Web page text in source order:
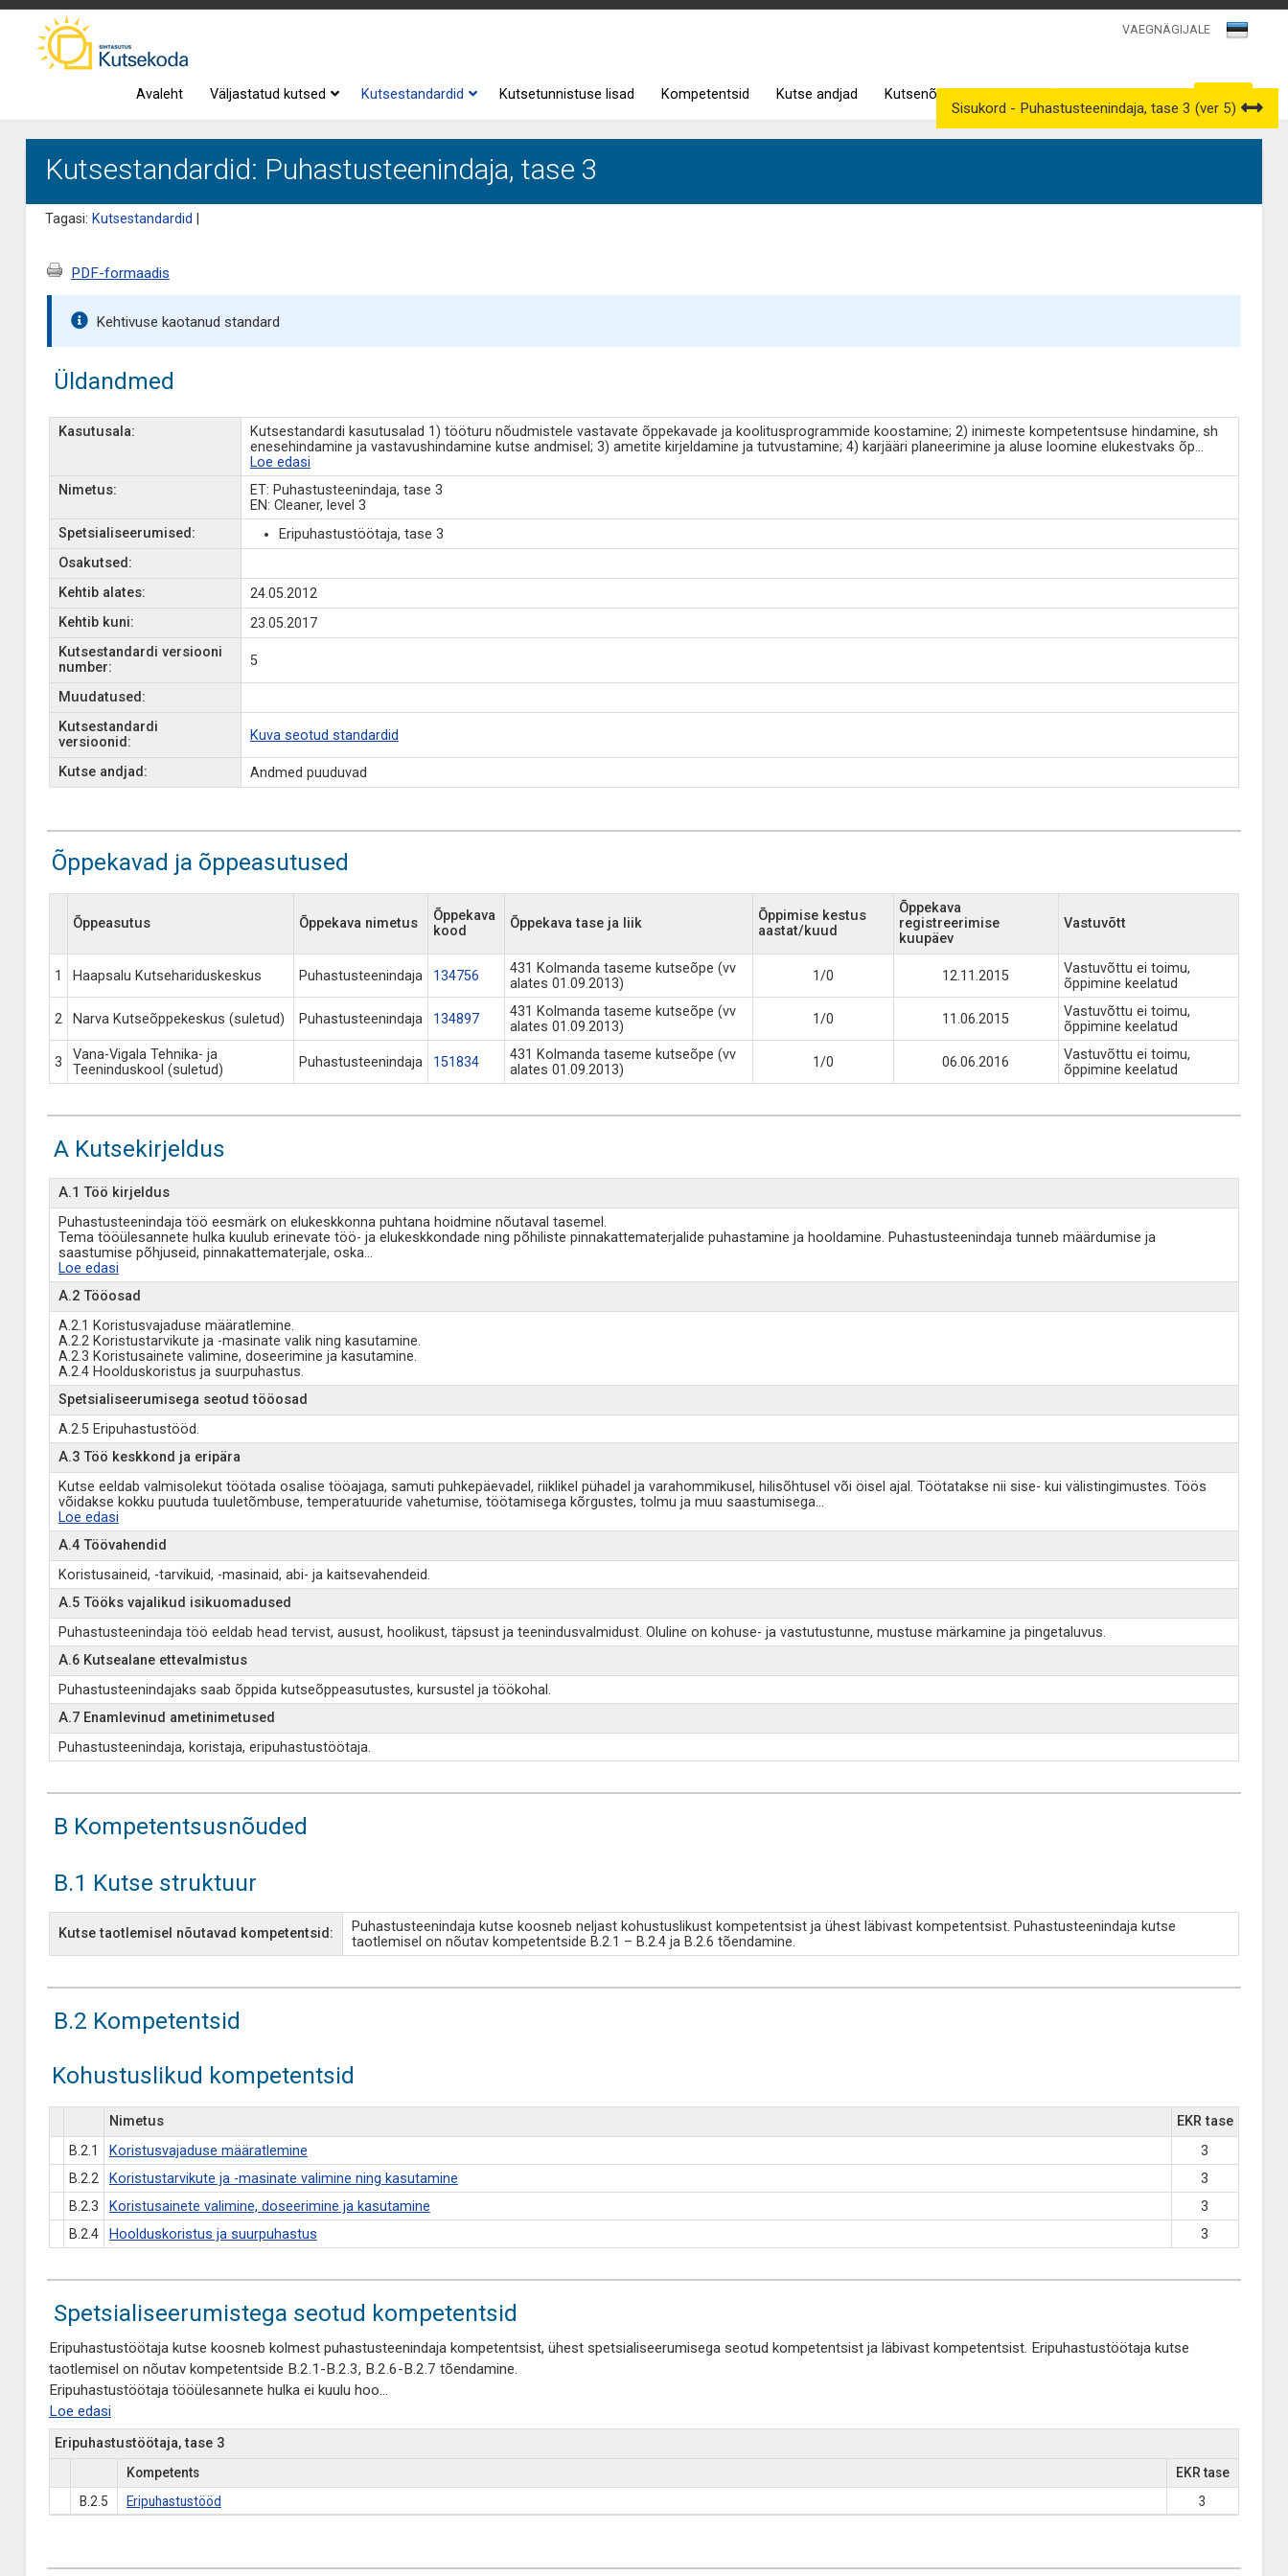
VAEGNÄGIJALE
Avaleht Väljastatud kutsed Kutsestandardid Kutsetunnistuse lisad Kompetentsid Kutse andjad Kutsenõukogud
Kutsestandardid: Puhastusteenindaja, tase 3
Tagasi: Kutsestandardid
Sisukord - Puhastusteenindaja, tase 3 (ver 5)
PDF-formaadis
Kehtivuse kaotanud standard
Üldandmed
Kasutusala:
Kutsestandardi kasutusalad 1) tööturu nõudmistele vastavate õppekavade ja koolitusprogrammide koostamine; 2) inimeste kompetentsuse hindamine, sh
enesehindamine ja vastavushindamine kutse andmisel; 3) ametite kirjeldamine ja tutvustamine; 4) karjääri planeerimine ja aluse loomine elukestvaks õp...
Loe edasi
Nimetus:
ET: Puhastusteenindaja, tase 3
EN: Cleaner, level 3
Spetsialiseerumised:
Eripuhastustöötaja, tase 3
Osakutsed:
Kehtib alates:
24.05.2012
Kehtib kuni:
23.05.2017
Kutsestandardi versiooni
number:
5
Muudatused:
Kutsestandardi
versioonid:
Kuva seotud standardid
Kutse andjad: Andmed puuduvad
Õppekavad ja õppeasutused
Õppeasutus Õppekava nimetus
Õppekava
kood
Õppekava tase ja liik
Õppimise kestus
aastat/kuud
Õppekava
registreerimise
kuupäev
Vastuvõtt
1 Haapsalu Kutsehariduskeskus Puhastusteenindaja 134756
431 Kolmanda taseme kutseõpe (vv
alates 01.09.2013)
1/0 12.11.2015
Vastuvõttu ei toimu,
õppimine keelatud
2 Narva Kutseõppekeskus (suletud) Puhastusteenindaja 134897
431 Kolmanda taseme kutseõpe (vv
alates 01.09.2013)
1/0 11.06.2015
Vastuvõttu ei toimu,
õppimine keelatud
3
Vana-Vigala Tehnika- ja
Teeninduskool (suletud)
Puhastusteenindaja 151834
431 Kolmanda taseme kutseõpe (vv
alates 01.09.2013)
1/0 06.06.2016
Vastuvõttu ei toimu,
õppimine keelatud
A Kutsekirjeldus
A.1 Töö kirjeldus
Puhastusteenindaja töö eesmärk on elukeskkonna puhtana hoidmine nõutaval tasemel.
Tema tööülesannete hulka kuulub erinevate töö- ja elukeskkondade ning põhiliste pinnakattematerjalide puhastamine ja hooldamine. Puhastusteenindaja tunneb määrdumise ja
saastumise põhjuseid, pinnakattematerjale, oska...
Loe edasi
A.2 Tööosad
A.2.1 Koristusvajaduse määratlemine.
A.2.2 Koristustarvikute ja -masinate valik ning kasutamine.
A.2.3 Koristusainete valimine, doseerimine ja kasutamine.
A.2.4 Hoolduskoristus ja suurpuhastus.
Spetsialiseerumisega seotud tööosad
A.2.5 Eripuhastustööd.
A.3 Töö keskkond ja eripära
Kutse eeldab valmisolekut töötada osalise tööajaga, samuti puhkepäevadel, riiklikel pühadel ja varahommikusel, hilisõhtusel või öisel ajal. Töötatakse nii sise- kui välistingimustes. Töös
võidakse kokku puutuda tuuletõmbuse, temperatuuride vahetumise, töötamisega kõrgustes, tolmu ja muu saastumisega...
Loe edasi
A.4 Töövahendid
Koristusaineid, -tarvikuid, -masinaid, abi- ja kaitsevahendeid.
A.5 Tööks vajalikud isikuomadused
Puhastusteenindaja töö eeldab head tervist, ausust, hoolikust, täpsust ja teenindusvalmidust. Oluline on kohuse- ja vastutustunne, mustuse märkamine ja pingetaluvus.
A.6 Kutsealane ettevalmistus
Puhastusteenindajaks saab õppida kutseõppeasutustes, kursustel ja töökohal.
A.7 Enamlevinud ametinimetused
Puhastusteenindaja, koristaja, eripuhastustöötaja.
B Kompetentsusnõuded
B.1 Kutse struktuur
Kutse taotlemisel nõutavad kompetentsid:
Puhastusteenindaja kutse koosneb neljast kohustuslikust kompetentsist ja ühest läbivast kompetentsist. Puhastusteenindaja kutse
taotlemisel on nõutav kompetentside B.2.1 – B.2.4 ja B.2.6 tõendamine.
B.2 Kompetentsid
Kohustuslikud kompetentsid
Nimetus
EKR tase
B.2.1
Koristusvajaduse määratlemine
3
B.2.2
Koristustarvikute ja -masinate valimine ning kasutamine
3
B.2.3
Koristusainete valimine, doseerimine ja kasutamine
3
B.2.4
Hoolduskoristus ja suurpuhastus 3
Spetsialiseerumistega seotud kompetentsid
Eripuhastustöötaja kutse koosneb kolmest puhastusteenindaja kompetentsist, ühest spetsialiseerumisega seotud kompetentsist ja läbivast kompetentsist. Eripuhastustöötaja kutse
taotlemisel on nõutav kompetentside B.2.1-B.2.3, B.2.6-B.2.7 tõendamine.
Eripuhastustöötaja tööülesannete hulka ei kuulu hoo...
Loe edasi
Eripuhastustöötaja, tase 3
Kompetents
EKR tase
B.2.5
Eripuhastustööd 3